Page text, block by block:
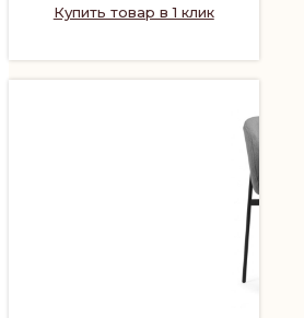
Купить товар в 1 клик